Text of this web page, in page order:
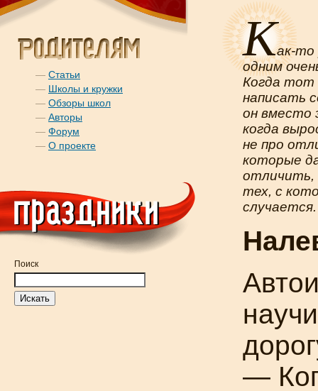
— Статьи
— Школы и кружки
— Обзоры школ
— Авторы
— Форум
— О проекте
Поиск
Как-то
одним
Когда тот
написать
он вместо
когда
не про
которые
тех, с
случается.
—